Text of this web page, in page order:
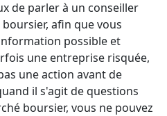
de parler à un conseiller
afin que vous
possible et
une entreprise risquée,
une action avant de
il s'agit de questions
boursier, vous ne pouvez